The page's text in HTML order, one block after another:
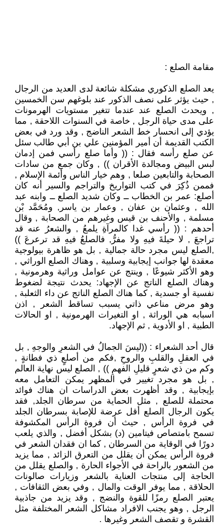
مقامة الصلع :
يعد الصلع الذكوري مشكلة شائعة لدى العديد من الرجال
, حيث يؤثر على نصف الذكور عند بلوغهم سن الخمسين
, ويحدث الصلع عند عندما تتغير مستويات الهرمونات
على مدى حياة الرجل , خاصة في السنوات اللاحقة , مما
يؤدي إلى انحسار خط الشعر الناضج , وقد ورد في بعض
الكتب القديمة أن أمير المؤمنين علي بن أبي طالب سئل
عن صلع رأسه فقال : (( وأما صلع رأسي فمن إدمان
لبس البيض ومجالدة الأقران )) , وكان جمع من سادات
الصحابة والتابعين صلعا , وهم خيار الناس وأئمة الإسلام ,
فممن ذُكِرَ في كتب التواريخ والتراجم والسير أنه كان
أصلع: عمر بن الخطاب ــ وكان شديد الصلع ــ وابنه عبد
الله , وعثمان بن عفان , وعمار بن ياسر, ومُحَمَّد بْن
مسلمة , والأحنف بن قيس وغيرهم من الصحابة , وقال
أحدهم : (( رأسي غدا كالمرآةِ يلمعُ , والشعرُ عنه قد
تراجعَ , لا حيلةَ فيهِ ولا مفرُّ, فالصلعُ فيهِ قد ترعرعَ ))
,الصلع ليس مجرد حالة جمالية , بل هو ظاهرة بيولوجية
معقدة لها جوانب إيجابية وسلبية , وهناك الصلع الوراثي ,
وهو الأكثر شيوعًا , وينتج عن عوامل وراثية وهرمونية ,
وهناك الصلع الناتج عن الإجهاد: يحدث نتيجة لضغوط
نفسية أو جسدية , كما هناك الصلع الناتج عن داء الثعلبة ,
وهو مرض مناعي ذاتي يسبب تساقط الشعر , اذن
اسبابه هي الوراثة , او التغيرات الهرمونية , او الحالات
الطبية , او الأدوية , ثم الإجهاد.
قال أحد الشعراء : ((ليسَ الجمالُ في الشعرِ والوجهِ , بل
في العقلِ والقلبِ والروحِ ,فكم من أصلعٍ ذي فطانةٍ ,
وكم من ذي شعرٍ قليلِ الفهمِ )) , الصلع ليس نهاية العالم
, بل هو مجرد تغيير في المظهر يمكن التعامل معه
بإيجابية , وقد أظهرت بعض الدراسات ان هناك فوائد
محتملة للصلع , مثل الحماية من سرطان الجلد, فقد
يكون الرجال الصلع أقل عرضة للإصابة بسرطان الجلد
في فروة الرأس , حيث أن فروة الرأس المكشوفة
تسمح بامتصاص فيتامين (د) بشكل أفضل , والذي يلعب
دورًا في الوقاية من السرطان , كما ان فقدان الشعر في
فروة الرأس يمكن أن يقلل من التعرق الزائد , مما يزيد
من الشعور بالراحة في الأجواء الحارة , والصلع يقلل من
الحاجة إلى منتجات العناية بالشعر وزيارات صالونات
الحلاقة , مما يوفر الوقت والمال , وفي بعض الثقافات ,
يعتبر الصلع رمزًا للقوة والنضج , وقد يزيد من جاذبية
الرجل , وهو يجنب الافراد مشاكل الشعر المختلفة مثل
القشرة و تقصف الشعر وغيرها .